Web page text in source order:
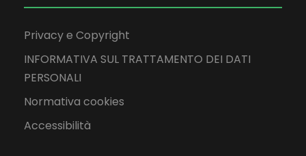
Privacy e Copyright
INFORMATIVA SUL TRATTAMENTO DEI DATI
PERSONALI
Normativa cookies
Accessibilità